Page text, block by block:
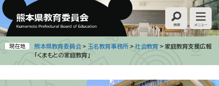
ペ
ー
ジ
の
先
で
メ
ニ
ュ
ー
を
ば
現在地 熊本県教育委員会 > 玉名教育事務所 > 社会教育 > 家庭教育支援広報
「くまもとの家庭教育」